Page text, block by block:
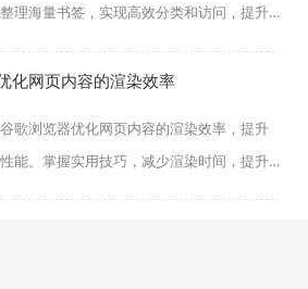
理海量书签，实现高效分类和访问，提升
化网页内容的渲染效率
歌浏览器优化网页内容的渲染效率，提升
能。掌握实用技巧，减少渲染时间，提升